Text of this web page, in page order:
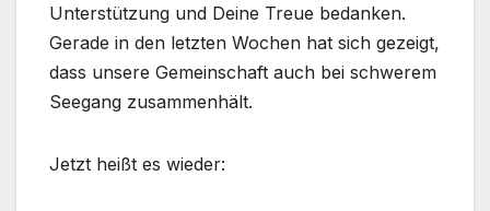
Unterstützung und Deine Treue bedanken.
Gerade in den letzten Wochen hat sich gezeigt,
dass unsere Gemeinschaft auch bei schwerem
Seegang zusammenhält.
Jetzt heißt es wieder: